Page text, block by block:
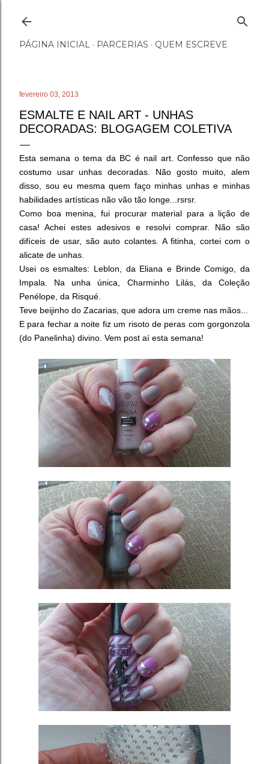
PÁGINA INICIAL PARCERIAS QUEM ESCREVE
fevereiro 03, 2013
ESMALTE E NAIL ART - UNHAS
DECORADAS: BLOGAGEM COLETIVA
Esta semana o tema da BC é nail art. Confesso que não
costumo usar unhas decoradas. Não gosto muito, alem
disso, sou eu mesma quem faço minhas unhas e minhas
habilidades artísticas não vão tão longe...rsrsr.
Como boa menina, fui procurar material para a lição de
casa! Achei estes adesivos e resolvi comprar. Não são
difíceis de usar, são auto colantes. A fitinha, cortei com o
alicate de unhas.
Usei os esmaltes: Leblon, da Eliana e Brinde Comigo, da
Impala. Na unha única, Charminho Lilás, da Coleção
Penélope, da Risqué.
Teve beijinho do Zacarias, que adora um creme nas mãos...
E para fechar a noite fiz um risoto de peras com gorgonzola
(do Panelinha) divino. Vem post aí esta semana!